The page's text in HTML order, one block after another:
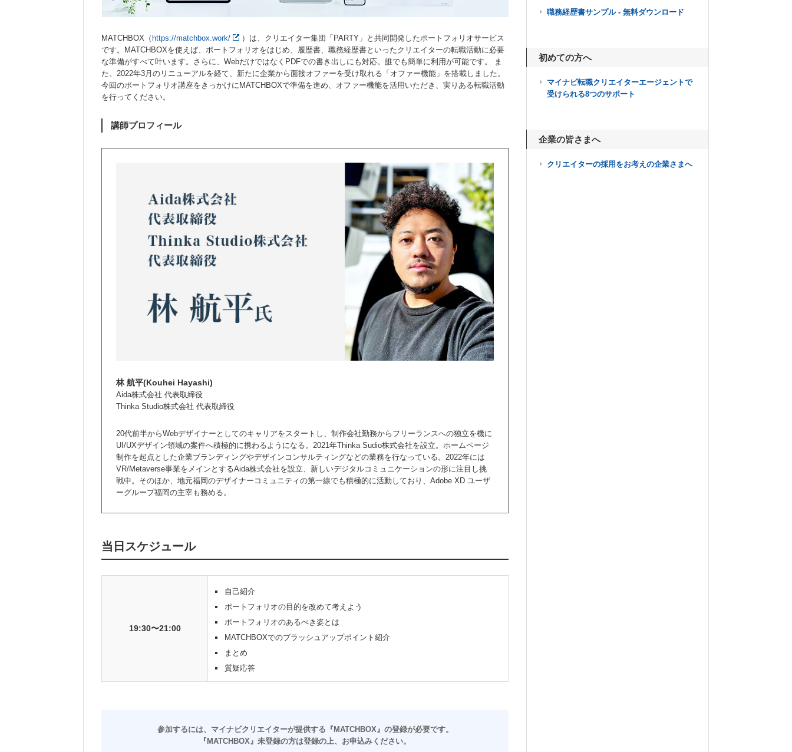
MATCHBOX（ https://matchbox.work/
）は、クリエイター集団「PARTY」と共同開発したポートフォリオサービス
です。MATCHBOXを使えば、ポートフォリオをはじめ、履歴書、職務経歴書といったクリエイターの転職活動に必要
な準備がすべて叶います。さらに、WebだけではなくPDFでの書き出しにも対応。誰でも簡単に利用が可能です。 ま
た、2022年3月のリニューアルを経て、新たに企業から面接オファーを受け取れる「オファー機能」を搭載しました。
今回のポートフォリオ講座をきっかけにMATCHBOXで準備を進め、オファー機能を活用いただき、実りある転職活動
を行ってください。
講師プロフィール
林 航平(Kouhei Hayashi)
Aida株式会社 代表取締役
Thinka Studio株式会社 代表取締役
20代前半からWebデザイナーとしてのキャリアをスタートし、制作会社勤務からフリーランスへの独立を機に
UI/UXデザイン領域の案件へ積極的に携わるようになる。2021年Thinka Sudio株式会社を設立。ホームページ
制作を起点とした企業ブランディングやデザインコンサルティングなどの業務を行なっている。2022年には
VR/Metaverse事業をメインとするAida株式会社を設立、新しいデジタルコミュニケーションの形に注目し挑
戦中。そのほか、地元福岡のデザイナーコミュニティの第一線でも積極的に活動しており、Adobe XD ユーザ
ーグループ福岡の主宰も務める。
当日スケジュール
19:30〜21:00
自己紹介
ポートフォリオの目的を改めて考えよう
ポートフォリオのあるべき姿とは
MATCHBOXでのブラッシュアップポイント紹介
まとめ
質疑応答
職務経歴書サンプル - 無料ダウンロード
初めての方へ
マイナビ転職クリエイターエージェントで
受けられる8つのサポート
企業の皆さまへ
クリエイターの採用をお考えの企業さまへ